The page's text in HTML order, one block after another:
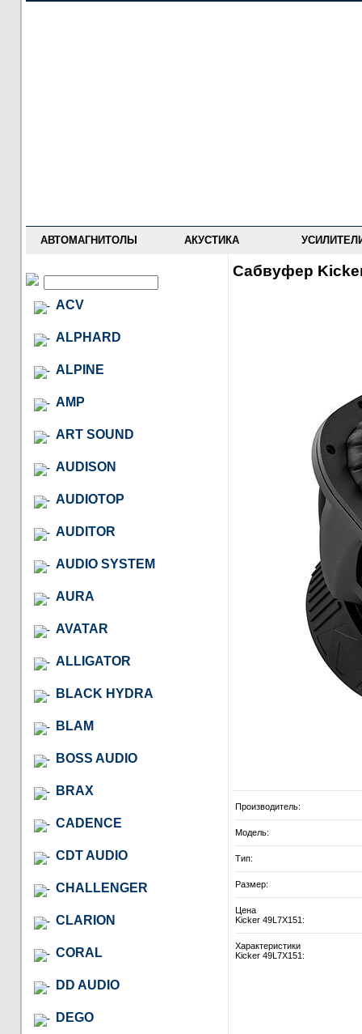
АВТОМАГНИТОЛЫ АКУСТИКА
ACV
ALPHARD
ALPINE
AMP
ART SOUND
AUDISON
AUDIOTOP
AUDITOR
AUDIO SYSTEM
AURA
AVATAR
ALLIGATOR
BLACK HYDRA
BLAM
BOSS AUDIO
BRAX
CADENCE
CDT AUDIO
CHALLENGER
CLARION
CORAL
DD AUDIO
DEGO
Сабвуфер
Производитель:
Модель:
Тип:
Размер:
Цена
Kicker 49L7X151:
Характеристики
Kicker 49L7X151: